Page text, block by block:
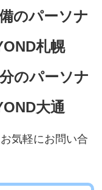
のパーソナ
札幌
のパーソナ
大通
気軽にお問い合